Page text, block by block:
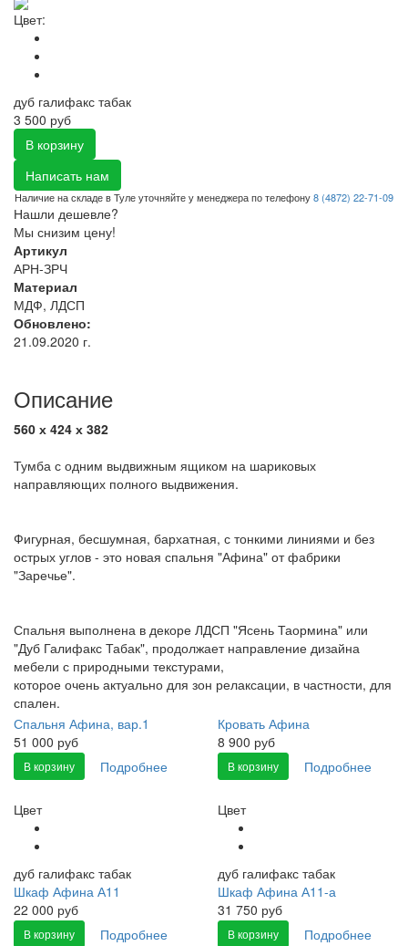
Цвет:
дуб галифакс табак
3 500 руб
В корзину
Написать нам
Наличие на складе в Туле уточняйте у менеджера по телефону8 (4872) 22-71-09
Нашли дешевле?
Мы снизим цену!
Артикул
АРН-ЗРЧ
Материал
МДФ, ЛДСП
Обновлено:
21.09.2020 г.
Описание
560 х 424 х 382
Тумба с одним выдвижным ящиком на шариковых
направляющих полного выдвижения.
Фигурная, бесшумная, бархатная, с тонкими линиями и без
острых углов - это новая спальня "Афина" от фабрики
"Заречье".
Спальня выполнена в декоре ЛДСП "Ясень Таормина" или
"Дуб Галифакс Табак", продолжает направление дизайна
мебели с природными текстурами,
которое очень актуально для зон релаксации, в частности, для
спален.
Спальня Афина, вар.1
51 000 руб
В корзину Подробнее
Цвет
дуб галифакс табак
Кровать Афина
8 900 руб
В корзину Подробнее
Цвет
дуб галифакс табак
Шкаф Афина А11
22 000 руб
В корзину Подробнее
Шкаф Афина А11-а
31 750 руб
В корзину Подробнее